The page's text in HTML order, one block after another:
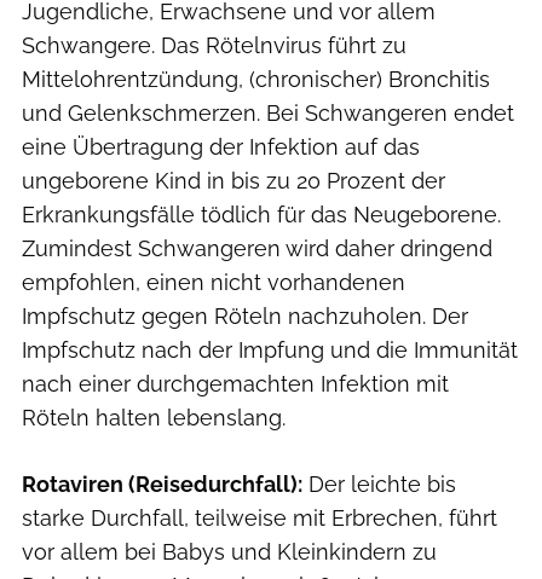
Jugendliche, Erwachsene und vor allem
Schwangere. Das Rötelnvirus führt zu
Mittelohrentzündung, (chronischer) Bronchitis
und Gelenkschmerzen. Bei Schwangeren endet
eine Übertragung der Infektion auf das
ungeborene Kind in bis zu 20 Prozent der
Erkrankungsfälle tödlich für das Neugeborene.
Zumindest Schwangeren wird daher dringend
empfohlen, einen nicht vorhandenen
Impfschutz gegen Röteln nachzuholen. Der
Impfschutz nach der Impfung und die Immunität
nach einer durchgemachten Infektion mit
Röteln halten lebenslang.
Rotaviren (Reisedurchfall): Der leichte bis
starke Durchfall, teilweise mit Erbrechen, führt
vor allem bei Babys und Kleinkindern zu